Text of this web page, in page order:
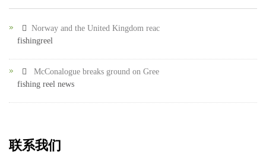
Norway and the United Kingdom reac
fishingreel
McConalogue breaks ground on Gree
fishing reel news
联系我们